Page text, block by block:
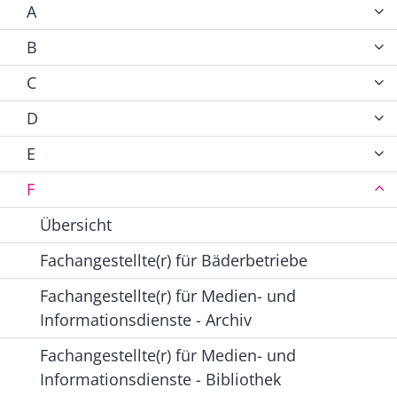
A
B
C
D
E
F
Übersicht
Fachangestellte(r) für Bäderbetriebe
Fachangestellte(r) für Medien- und
Informationsdienste - Archiv
Fachangestellte(r) für Medien- und
Informationsdienste - Bibliothek